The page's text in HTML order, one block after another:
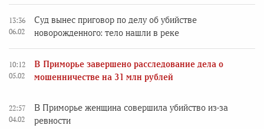
13:36
06.02
Суд вынес приговор по делу об убийстве
новорожденного: тело нашли в реке
10:12
05.02
В Приморье завершено расследование дела о
мошенничестве на 31 млн рублей
22:57
04.02
В Приморье женщина совершила убийство из-за
ревности